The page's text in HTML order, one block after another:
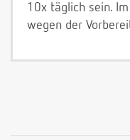
10x täglich sein.
wegen der